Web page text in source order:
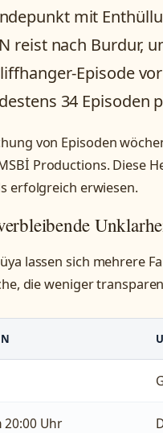
mit
reist nach Burdur,
Episode
34 Episoden
von Episoden
Productions. Diese
erfolgreich erwiesen.
lassen sich mehrere
die weniger
20:00 Uhr